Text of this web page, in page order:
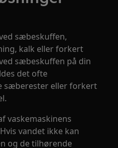
sæbeskuffen,
kalk eller forkert
sæbeskuffen på din
det ofte
sæberester eller forkert
vaskemaskinens
vandet ikke kan
og de tilhørende